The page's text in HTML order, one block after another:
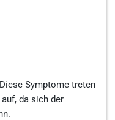
Diese Symptome treten
da sich der